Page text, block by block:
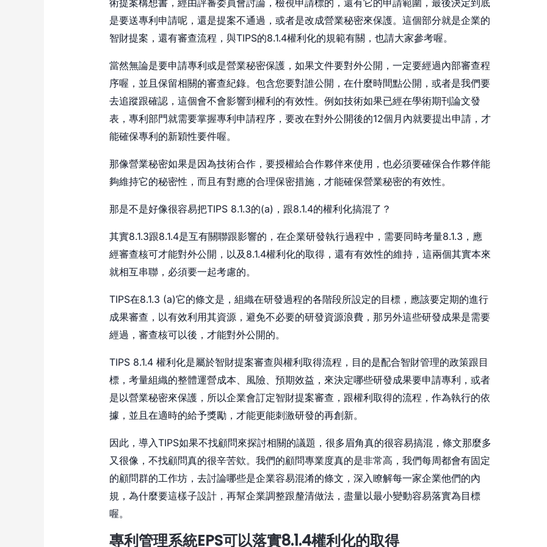
是要送專利申請呢，還是提案不通過，或者是改成營業秘密來保護。這個部分就是企業的
智財提案，還有審查流程，與TIPS的8.1.4權利化的規範有關，也請大家參考喔。
當然無論是要申請專利或是營業秘密保護，如果文件要對外公開，一定要經過內部審查程
序喔，並且保留相關的審查紀錄。包含您要對誰公開，在什麼時間點公開，或者是我們要
去追蹤跟確認，這個會不會影響到權利的有效性。例如技術如果已經在學術期刊論文發
表，專利部門就需要掌握專利申請程序，要改在對外公開後的12個月內就要提出申請，才
能確保專利的新穎性要件喔。
那像營業秘密如果是因為技術合作，要授權給合作夥伴來使用，也必須要確保合作夥伴能
夠維持它的秘密性，而且有對應的合理保密措施，才能確保營業秘密的有效性。
那是不是好像很容易把TIPS 8.1.3的(a)，跟8.1.4的權利化搞混了？
其實8.1.3跟8.1.4是互有關聯跟影響的，在企業研發執行過程中，需要同時考量8.1.3，應
經審查核可才能對外公開，以及8.1.4權利化的取得，還有有效性的維持，這兩個其實本來
就相互串聯，必須要一起考慮的。
TIPS在8.1.3 (a)它的條文是，組織在研發過程的各階段所設定的目標，應該要定期的進行
成果審查，以有效利用其資源，避免不必要的研發資源浪費，那另外這些研發成果是需要
經過，審查核可以後，才能對外公開的。
TIPS 8.1.4 權利化是屬於智財提案審查與權利取得流程，目的是配合智財管理的政策跟目
標，考量組織的整體運營成本、風險、預期效益，來決定哪些研發成果要申請專利，或者
是以營業秘密來保護，所以企業會訂定智財提案審查，跟權利取得的流程，作為執行的依
據，並且在適時的給予獎勵，才能更能刺激研發的再創新。
因此，導入TIPS如果不找顧問來探討相關的議題，很多眉角真的很容易搞混，條文那麼多
又很像，不找顧問真的很辛苦欸。我們的顧問專業度真的是非常高，我們每周都會有固定
的顧問群的工作坊，去討論哪些是企業容易混淆的條文，深入瞭解每一家企業他們的內
規，為什麼要這樣子設計，再幫企業調整跟釐清做法，盡量以最小變動容易落實為目標
喔。
專利管理系統EPS可以落實8.1.4權利化的取得